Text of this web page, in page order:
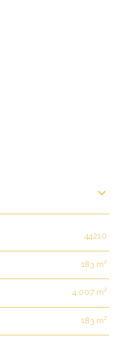
44210
183 m²
4 007 m²
183 m²